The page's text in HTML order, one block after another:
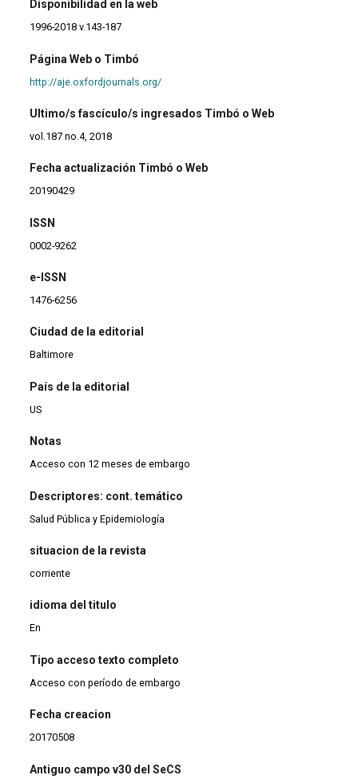
Disponibilidad en la web
1996-2018 v.143-187
Página Web o Timbó
http://aje.oxfordjournals.org/
Ultimo/s fascículo/s ingresados Timbó o Web
vol.187 no.4, 2018
Fecha actualización Timbó o Web
20190429
ISSN
0002-9262
e-ISSN
1476-6256
Ciudad de la editorial
Baltimore
País de la editorial
US
Notas
Acceso con 12 meses de embargo
Descriptores: cont. temático
Salud Pública y Epidemiología
situacion de la revista
corriente
idioma del titulo
En
Tipo acceso texto completo
Acceso con período de embargo
Fecha creacion
20170508
Antiguo campo v30 del SeCS